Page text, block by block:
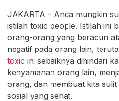
JAKARTA – Anda mungkin
istilah toxic people. Istilah ini
orang-orang yang beracun
negatif pada orang lain,
toxic ini sebaiknya dihindari
kenyamanan orang lain,
orang, dan membuat kita
sosial yang sehat.